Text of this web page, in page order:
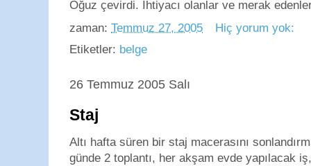
Oğuz çevirdi. İhtiyacı olanlar ve merak
zaman: Temmuz 27, 2005
Hiç yorum yok:
Etiketler: belge
26 Temmuz 2005 Salı
Staj
Altı hafta süren bir staj macerasını
günde 2 toplantı, her akşam evde yapılacak